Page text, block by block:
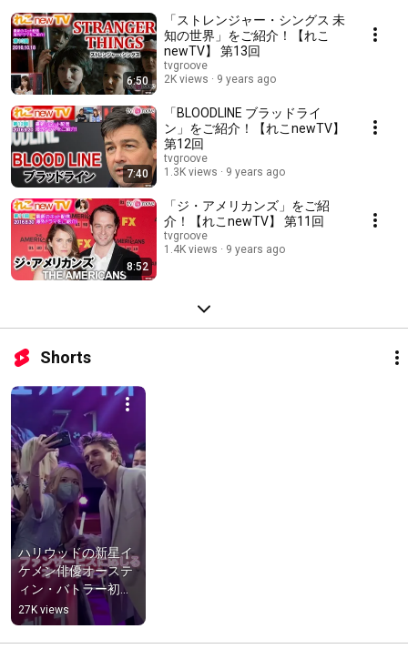
6:50
「ストレンジャー・シングス 未
知の世界」をご紹介！【れこ
newTV】 第13回
tvgroove
2K views
9 years ago
7:40
「BLOODLINE ブラッドライ
ン」をご紹介！【れこnewTV】
第12回
tvgroove
1.3K views
9 years ago
8:52
「ジ・アメリカンズ」をご紹
介！【れこnewTV】 第11回
tvgroove
1.4K views
9 years ago
Shorts
ハリウッドの新星イ
ケメン俳優オーステ
ィン・バトラー初来
日🇯🇵 東京で『エル
ヴィス』のジャパン
プレミアが開催🔥
27K views